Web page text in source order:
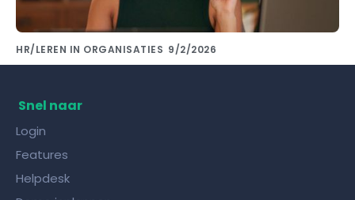
HR/LEREN IN ORGANISATIES 9/2/2026
Snel naar
Login
Features
Helpdesk